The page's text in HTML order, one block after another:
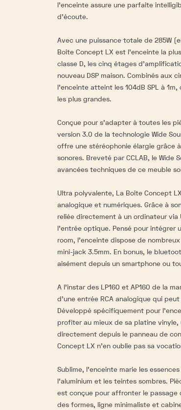
l'enceinte assure une parfaite
d'écoute.
Avec une puissance totale de 285W
Boite Concept LX est l'enceinte la
classe D, les cinq étages
nouveau DSP maison. Combinés aux
l'enceinte atteint les 104dB SPL à
les plus grandes.
Conçue pour s'adapter à toutes les
version 3.0 de la technologie Wide
offre une stéréophonie élargie grâce
sonores. Breveté par CCLAB, le Wide
avancées techniques de ce meuble
Ultra polyvalente, La Boite Concept
analogique et numériques. Grâce à
reliée directement à un ordinateur via
l'entrée optique. Pensé pour intégrer
room, l'enceinte dispose de
mini-jack 3.5mm. En bonus, le
aisément depuis un smartphone ou
A l'instar des LP160 et AP160 de la
d'une entrée RCA analogique qui
Développé spécifiquement pour
profiter au mieux de sa platine
directement depuis le panneau de
Concept LX n'en oublie pas sa
Sublime, l'enceinte marie les
l'aluminium et les teintes sombres.
est conçue pour affronter le
des formes, ligne minimaliste et